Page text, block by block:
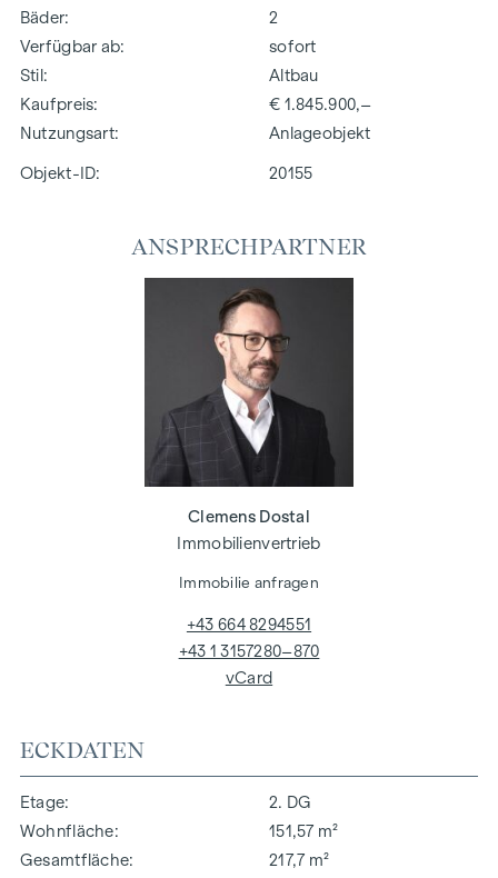
Bäder
2
Verfügbar ab
sofort
Stil
Altbau
Kaufpreis
€ 1.845.900,–
Nutzungsart
Anlageobjekt
Objekt-ID: 20155
ECKDATEN
Etage
2. DG
Wohnfläche
151,57 m²
Gesamtfläche
217,7 m²
ANSPRECHPARTNER
Clemens Dostal
Immobilienvertrieb
Immobilie anfragen
+43 664 8294551
+43 1 3157280–870
vCard